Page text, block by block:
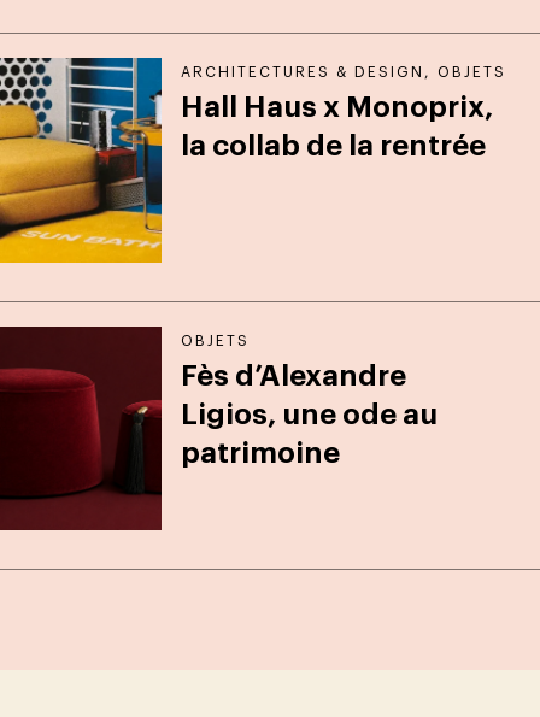
ARCHITECTURES & DESIGN ,OBJETS
Hall Haus x Monoprix,
la collab de la rentrée
OBJETS
Fès d’Alexandre
Ligios, une ode au
patrimoine